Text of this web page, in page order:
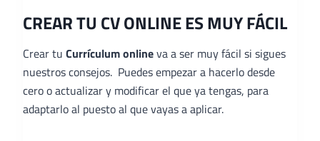
CREAR TU CV ONLINE ES MUY FÁCIL
Crear tu Currículum onlineva a ser muy fácil si sigues
nuestros consejos. Puedes empezar a hacerlo desde
cero o actualizar y modificar el que ya tengas, para
adaptarlo al puesto al que vayas a aplicar.